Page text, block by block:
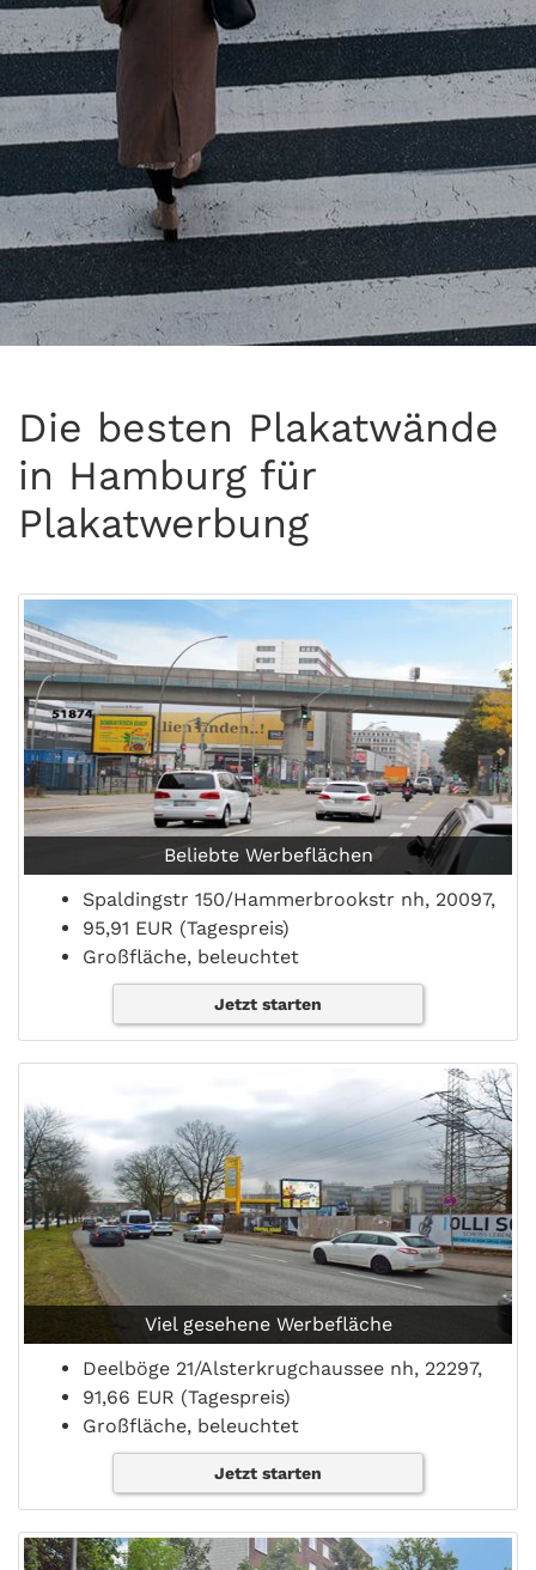
Die besten Plakatwände
in Hamburg für
Plakatwerbung
Beliebte Werbeflächen
Spaldingstr 150/Hammerbrookstr nh, 20097,
95,91 EUR (Tagespreis)
Großfläche, beleuchtet
Jetzt starten
Viel gesehene Werbefläche
Deelböge 21/Alsterkrugchaussee nh, 22297,
91,66 EUR (Tagespreis)
Großfläche, beleuchtet
Jetzt starten